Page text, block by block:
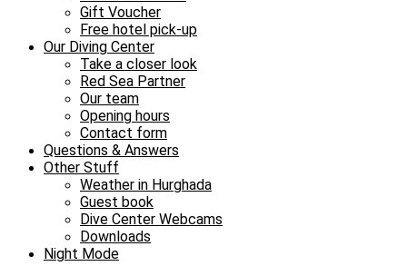
Gift Voucher
Free hotel pick-up
Our Diving Center
Take a closer look
Red Sea Partner
Our team
Opening hours
Contact form
Questions & Answers
Other Stuff
Weather in Hurghada
Guest book
Dive Center Webcams
Downloads
Night Mode